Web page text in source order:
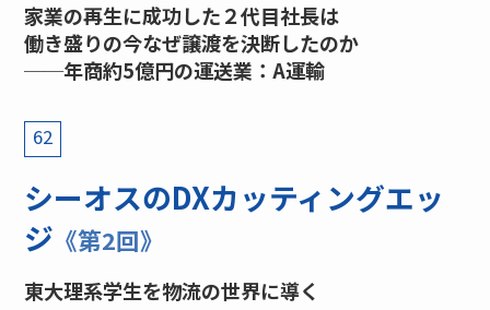
家業の再生に成功した２代目社長は
働き盛りの今なぜ譲渡を決断したのか
──年商約5億円の運送業：A運輸
62
シーオスのDXカッティングエッ
ジ 《第2回》
東大理系学生を物流の世界に導く